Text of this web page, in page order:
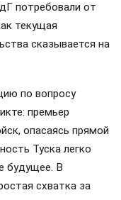
потребовали от
текущая
сказывается на
по вопросу
премьер
опасаясь прямой
Туска легко
будущее. В
схватка за